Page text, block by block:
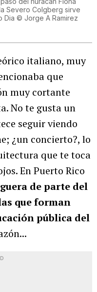
Severo Colgberg sirve
Dia © Jorge A Ramirez
italiano, muy
que
muy cortante
No te gusta un
seguir viendo
¿un concierto?, lo
que te toca
En Puerto Rico
de parte del
que forman
pública del